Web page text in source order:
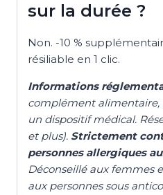
sur la durée ?
Non. -10 %
résiliable en 1 clic.
Informations
complément
un dispositif médical.
et plus). Strictement
personnes allergiques
Déconseillé aux femmes
aux personnes sous